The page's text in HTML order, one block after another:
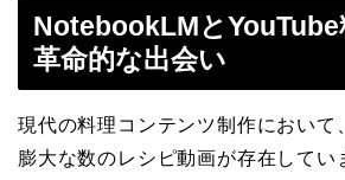
NotebookLMとYouTube
革命的な出会い
現代の料理コンテンツ制作において
膨大な数のレシピ動画が存在してい